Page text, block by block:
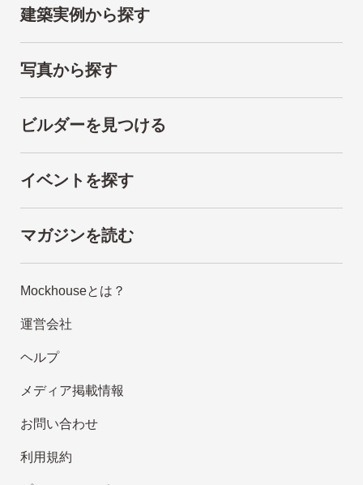
建築実例から探す
写真から探す
ビルダーを見つける
イベントを探す
マガジンを読む
Mockhouseとは？
運営会社
ヘルプ
メディア掲載情報
お問い合わせ
利用規約